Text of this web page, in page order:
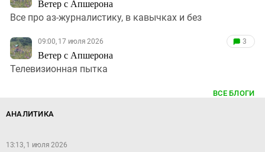
Ветер с Апшерона
Все про аз-журналистику, в кавычках и без
09:00, 17 июля 2026
Ветер с Апшерона
3
Телевизионная пытка
ВСЕ БЛОГИ
АНАЛИТИКА
13:13, 1 июля 2026